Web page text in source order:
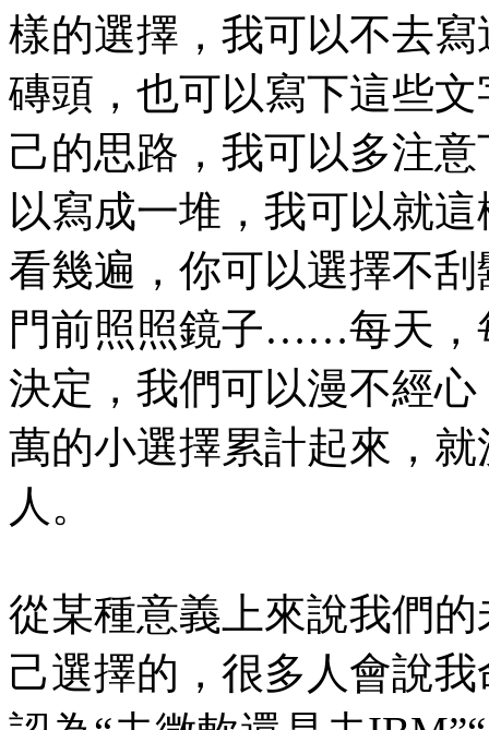
樣的選擇，我可以不去
磚頭，也可以寫下這些
己的思路，我可以多注
以寫成一堆，我可以就
看幾遍，你可以選擇不
門前照照鏡子……每天，
決定，我們可以漫不經
萬的小選擇累計起來，
人。
從某種意義上來說我們
己選擇的，很多人會說